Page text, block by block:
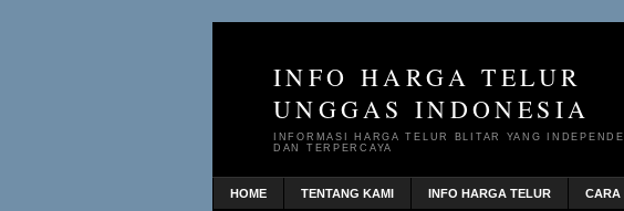
INFO HARGA TELUR
UNGGAS INDONESIA
INFORMASI HARGA TELUR BLITAR YANG
DAN TERPERCAYA
HOME TENTANG KAMI INFO HARGA TELUR CARA